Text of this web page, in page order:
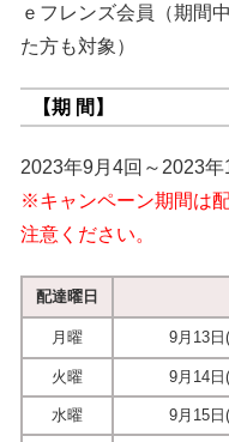
ｅフレンズ会員（期間
た方も対象）
【期 間】
2023年9月4回～2023
※キャンペーン期間は
注意ください。
配達曜日
月曜 9月13
火曜 9月14
水曜 9月15